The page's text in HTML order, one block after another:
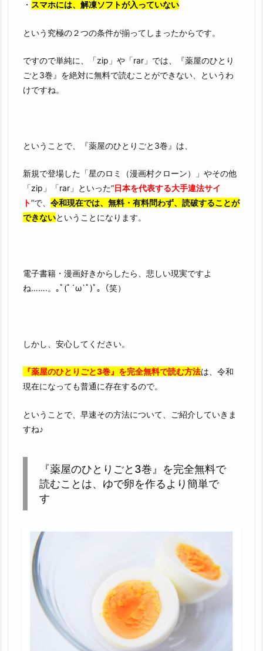
・ スマホには、解凍ソフトが入っていない
という究極の２つの条件が揃ってしまったからです。
ですので単純に、「zip」や「rar」では、『薬屋のひとり
ごと3巻』を絶対に無料で読むことができない、というわ
けですね。
ということで、『薬屋のひとりごと3巻』は、
新規で登場した「星のロミ（漫画村クローン）」やその他
「zip」「rar」といった“日本を代表する大手違法サイ
ト”で、 令和現在では、無料・有料問わず、読破することが
できないということになります。
電子書籍・漫画好きからしたら、悲しい現実ですよ
ね…….。｡ﾟ(ﾟ´ω`ﾟ)ﾟ｡（笑）
しかし、安心してください。
『薬屋のひとりごと3巻』を完全無料で読む方法は、令和
現在になっても普通に存在するので。
ということで、早速その方法について、ご紹介していきま
すね♪
『薬屋のひとりごと3巻』を完全無料で
読むことは、ゆで卵を作るより簡単で
す